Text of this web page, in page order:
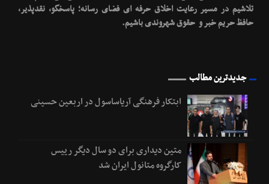
تلاشیم در مسیر رعایت اخلاق حرفه ای فضای رسانه؛ پاسخگو، نقدپذیر،
حافظ حریم خبر و حقوق شهروندی باشیم.
جدیدترین مطالب
ابتکار فرهنگی آریاساسول در اربعین حسینی
متین دیداری برای دو سال دیگر رییس
کارگروه متانول ایران شد